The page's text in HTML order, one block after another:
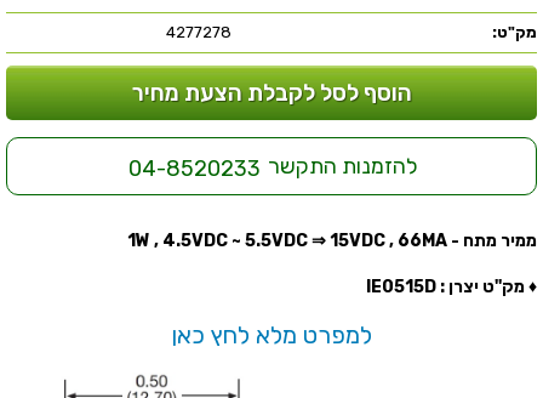
מק"ט: 4277278
הוסף לסל לקבלת הצעת מחיר
להזמנות התקשר 04-8520233
ממיר מתח - 1W , 4.5VDC ~ 5.5VDC⇒ 15VDC , 66MA
♦ מק''ט יצרן : IE0515D
למפרט מלא לחץ כאן